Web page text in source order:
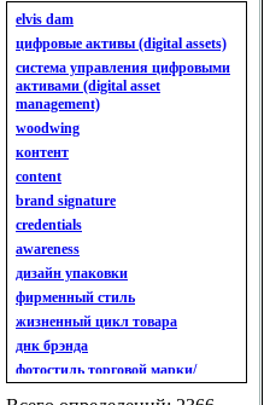
анализ имиджа
анализ кластерный
анализ конкурентов
анализ кросс-культурных
особенностей
анализ мак кинси «7s»
анализ макросистемы
анализ маркетинговый
анализ рынка
анализ ситуационный
анализ экспертный
индивидуальный
анкета
ассортимент
ассортимент товарный.
планирование товарного
ассортимента
ассортимент. глубина
elvis dam
цифровые активы (digital assets)
система управления цифровыми
активами (digital asset
management)
woodwing
контент
content
brand signature
credentials
awareness
дизайн упаковки
фирменный стиль
жизненный цикл товара
днк брэнда
фотостиль торговой марки/
линейки продукции